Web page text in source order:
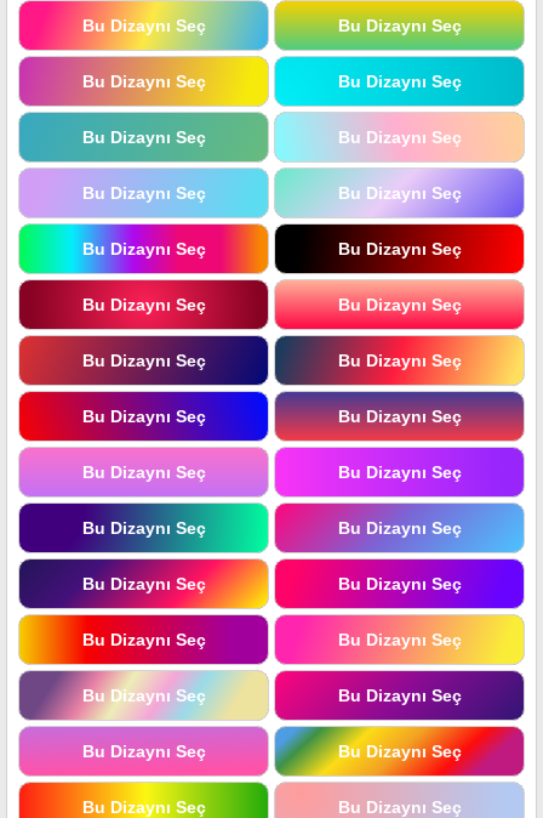
Bu Dizaynı Seç Bu Dizaynı Seç
Bu Dizaynı Seç Bu Dizaynı Seç
Bu Dizaynı Seç Bu Dizaynı Seç
Bu Dizaynı Seç Bu Dizaynı Seç
Bu Dizaynı Seç Bu Dizaynı Seç
Bu Dizaynı Seç Bu Dizaynı Seç
Bu Dizaynı Seç Bu Dizaynı Seç
Bu Dizaynı Seç Bu Dizaynı Seç
Bu Dizaynı Seç Bu Dizaynı Seç
Bu Dizaynı Seç Bu Dizaynı Seç
Bu Dizaynı Seç Bu Dizaynı Seç
Bu Dizaynı Seç Bu Dizaynı Seç
Bu Dizaynı Seç Bu Dizaynı Seç
Bu Dizaynı Seç Bu Dizaynı Seç
Bu Dizaynı Seç Bu Dizaynı Seç